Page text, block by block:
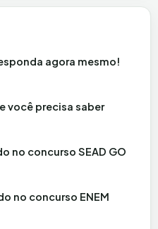
agora mesmo!
você precisa saber
no concurso SEAD GO
no concurso ENEM